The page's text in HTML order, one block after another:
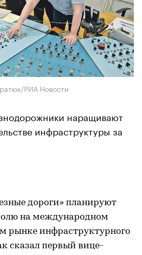
РИА Новости
наращивают
инфраструктуры за
дороги» планируют
на международном
рынке инфраструктурного
сказал первый вице-